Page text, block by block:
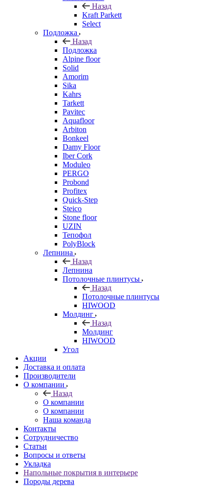
Назад
Kraft Parkett
Select
Подложка
Назад
Подложка
Alpine floor
Solid
Amorim
Sika
Kahrs
Tarkett
Pavitec
Aquafloor
Arbiton
Bonkeel
Damy Floor
Iber Cork
Moduleo
PERGO
Probond
Profitex
Quick-Step
Steico
Stone floor
UZIN
Тепофол
PolyBlock
Лепнина
Назад
Лепнина
Потолочные плинтусы
Назад
Потолочные плинтусы
HIWOOD
Молдинг
Назад
Молдинг
HIWOOD
Угол
Акции
Доставка и оплата
Производители
О компании
Назад
О компании
О компании
Наша команда
Контакты
Сотрудничество
Статьи
Вопросы и ответы
Укладка
Напольные покрытия в интерьере
Породы дерева